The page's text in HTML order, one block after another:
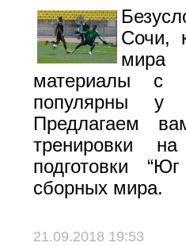
Сочи,
мира
материалы с
популярны у
Предлагаем
тренировки
подготовки
сборных мира.
21.09.2018 19:53